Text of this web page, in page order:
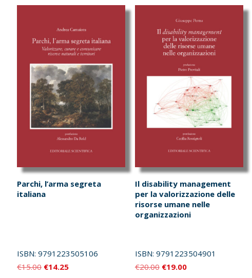
Parchi, l’arma segreta
italiana
ISBN:9791223505106
€15.00 Il
€14.25Il
Il disability management
per la valorizzazione delle
risorse umane nelle
organizzazioni
ISBN: 9791223504901
€20.00 Il
€19.00Il